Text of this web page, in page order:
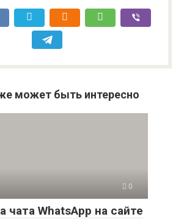
может быть интересно
0
чата WhatsApp на сайте